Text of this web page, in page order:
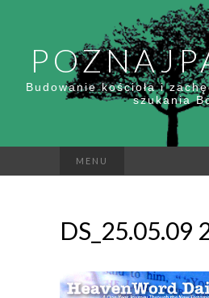
Budowanie kościoła i
szukania
MENU
DS_25.05.09